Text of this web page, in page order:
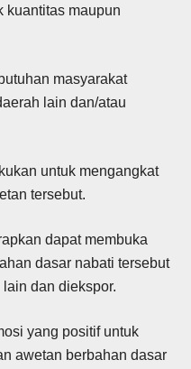
kuantitas maupun
masyarakat
lain dan/atau
untuk mengangkat
tersebut.
dapat membuka
dasar nabati tersebut
dan diekspor.
yang positif untuk
awetan berbahan dasar